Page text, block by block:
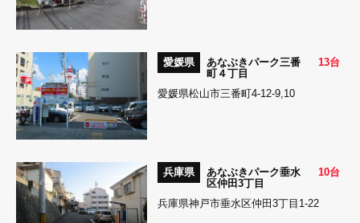
愛媛県
あなぶきパーク三番
町４丁目
13台
愛媛県松山市三番町4-12-9,10
兵庫県
あなぶきパーク垂水
区仲田3丁目
10台
兵庫県神戸市垂水区仲田3丁目1-22